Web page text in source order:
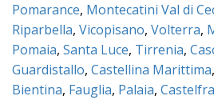
Pomarance, Montecatini Val di
Riparbella, Vicopisano, Volterra,
Pomaia, Santa Luce, Tirrenia,
Guardistallo, Castellina Marittima,
Bientina, Fauglia, Palaia,